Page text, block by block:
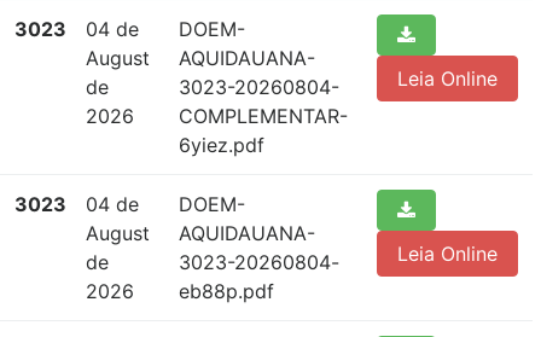
3023
04 de
August
de
2026
DOEM-
AQUIDAUANA-
3023-20260804-
COMPLEMENTAR-
6yiez.pdf
Leia Online
3023
04 de
August
de
2026
DOEM-
AQUIDAUANA-
3023-20260804-
eb88p.pdf
Leia Online